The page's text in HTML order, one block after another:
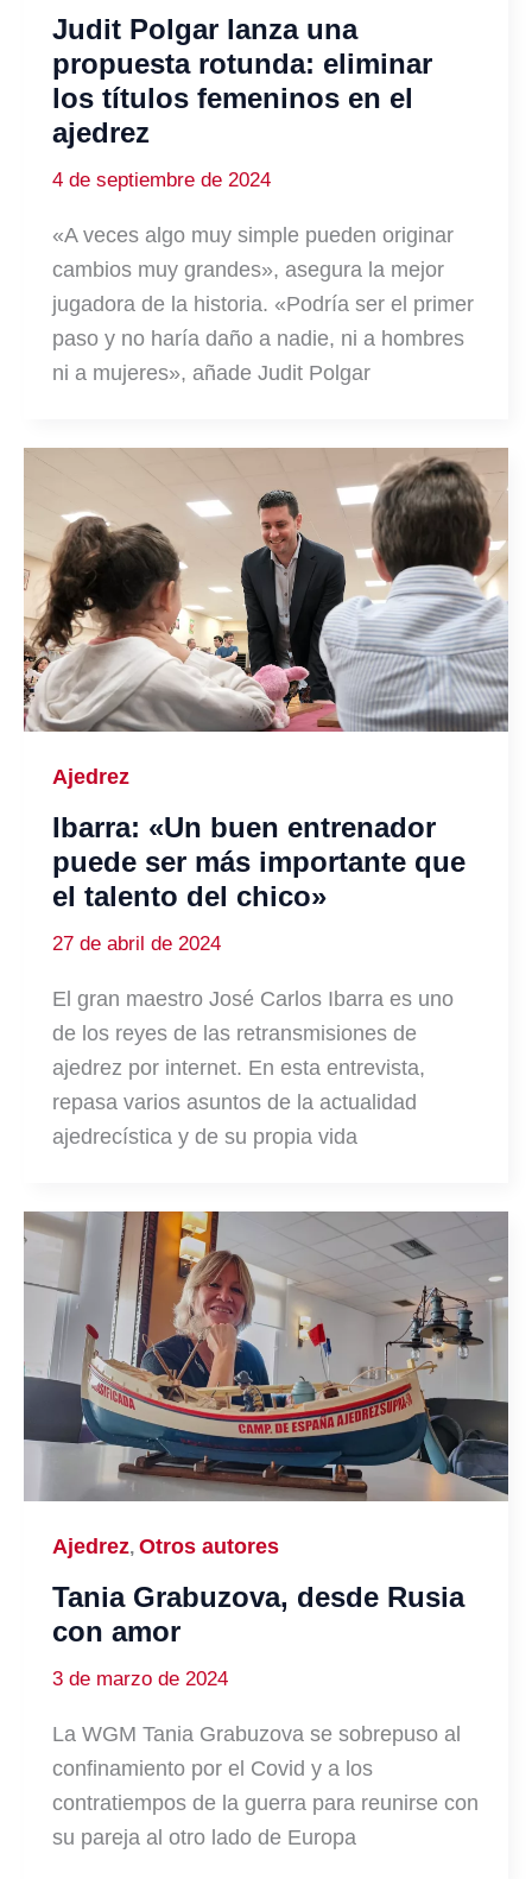
Judit Polgar lanza una
propuesta rotunda: eliminar
los títulos femeninos en el
ajedrez
4 de septiembre de 2024
«A veces algo muy simple pueden originar
cambios muy grandes», asegura la mejor
jugadora de la historia. «Podría ser el primer
paso y no haría daño a nadie, ni a hombres
ni a mujeres», añade Judit Polgar
Ajedrez
Ibarra: «Un buen entrenador
puede ser más importante que
el talento del chico»
27 de abril de 2024
El gran maestro José Carlos Ibarra es uno
de los reyes de las retransmisiones de
ajedrez por internet. En esta entrevista,
repasa varios asuntos de la actualidad
ajedrecística y de su propia vida
Ajedrez, Otros autores
Tania Grabuzova, desde Rusia
con amor
3 de marzo de 2024
La WGM Tania Grabuzova se sobrepuso al
confinamiento por el Covid y a los
contratiempos de la guerra para reunirse con
su pareja al otro lado de Europa